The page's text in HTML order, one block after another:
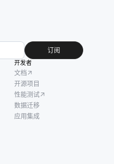
订阅
开发者
文档
开源项目
性能测试
数据迁移
应用集成